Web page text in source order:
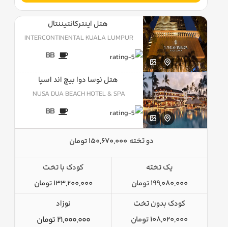
هتل اینترکانتیننتال
INTERCONTINENTAL KUALA LUMPUR
BB
هتل نوسا دوا بیچ اند اسپا
NUSA DUA BEACH HOTEL & SPA
BB
دو تخته 150,670,000 تومان
یک تخته
199,080,000 تومان
کودک با تخت
133,200,000 تومان
کودک بدون تخت
108,020,000 تومان
نوزاد
21,000,000 تومان